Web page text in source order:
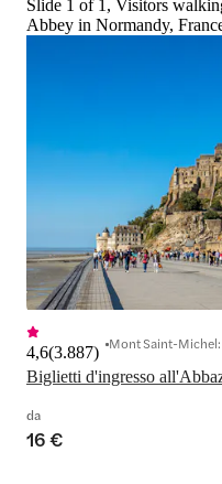
acciottolate, scoprire
secolare e sperimentare il
Slide 1 of 1, Visitors
Abbey in Normandy,
Biglietti d'ingresso
4,6(3.887) Mont Saint-
da
16 €